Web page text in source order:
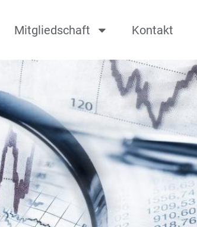
Mitgliedschaft Kontakt